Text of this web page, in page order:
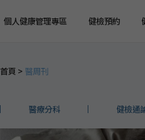
個人健康管理專區 健檢預約
健檢預約
健康檢查
關於聯安
交通資訊
首頁 醫周刊
醫療分科 健檢通